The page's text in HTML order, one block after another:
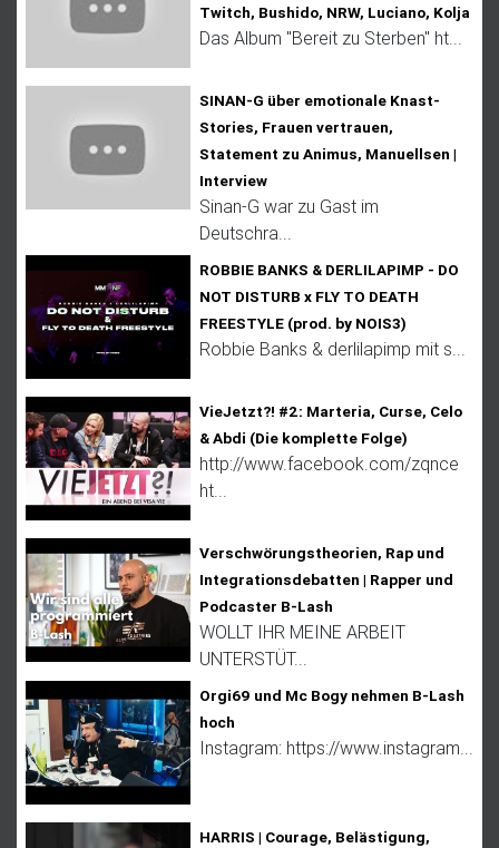
Twitch, Bushido, NRW, Luciano, Kolja
Das Album "Bereit zu Sterben" ht...
SINAN-G über emotionale Knast-
Stories, Frauen vertrauen,
Statement zu Animus, Manuellsen |
Interview
Sinan-G war zu Gast im
Deutschra...
ROBBIE BANKS & DERLILAPIMP - DO
NOT DISTURB x FLY TO DEATH
FREESTYLE (prod. by NOIS3)
Robbie Banks & derlilapimp mit s...
VieJetzt?! #2: Marteria, Curse, Celo
& Abdi (Die komplette Folge)
http://www.facebook.com/zqnce
ht...
Verschwörungstheorien, Rap und
Integrationsdebatten | Rapper und
Podcaster B-Lash
WOLLT IHR MEINE ARBEIT
UNTERSTÜT...
Orgi69 und Mc Bogy nehmen B-Lash
hoch
Instagram: https://www.instagram...
HARRIS | Courage, Belästigung,